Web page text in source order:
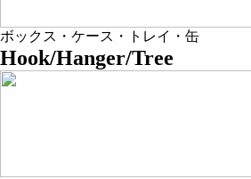
ボックス・ケース・トレイ・缶
Hook/Hanger/Tree